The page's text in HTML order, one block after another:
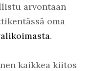
arvontaan
oma
.
kaikkea kiitos